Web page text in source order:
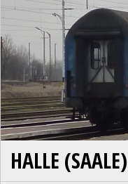
HALLE (SAALE)